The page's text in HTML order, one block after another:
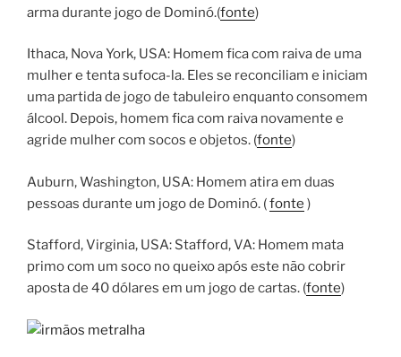
arma durante jogo de Dominó.(fonte)
Ithaca, Nova York, USA: Homem fica com raiva de uma
mulher e tenta sufoca-la. Eles se reconciliam e iniciam
uma partida de jogo de tabuleiro enquanto consomem
álcool. Depois, homem fica com raiva novamente e
agride mulher com socos e objetos. (fonte)
Auburn, Washington, USA: Homem atira em duas
pessoas durante um jogo de Dominó. (fonte )
Stafford, Virginia, USA: Stafford, VA: Homem mata
primo com um soco no queixo após este não cobrir
aposta de 40 dólares em um jogo de cartas. (fonte)